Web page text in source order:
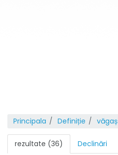
Principala Definiție văgaș
rezultate (36) Declinări